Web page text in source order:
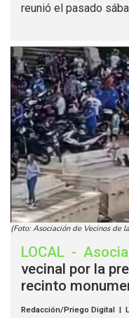
reunió el pasado
(Foto: Asociación de Vecinos de
LOCAL -
vecinal por la
recinto
Redacción/Priego Digital |